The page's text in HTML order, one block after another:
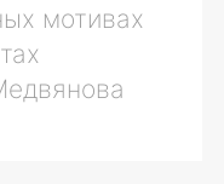
мотивах